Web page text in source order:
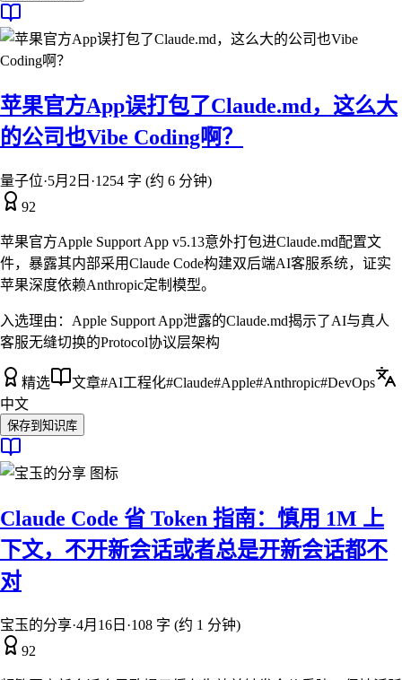
苹果官方App误打包了Claude.md，这么大
的公司也Vibe Coding啊？
量子位·5月2日 ·1254 字 (约 6 分钟)
92
苹果官方Apple Support App v5.13意外打包进Claude.md配置文
件，暴露其内部采用Claude Code构建双后端AI客服系统，证实
苹果深度依赖Anthropic定制模型。
入选理由： Apple Support App泄露的Claude.md揭示了AI与真人
客服无缝切换的Protocol协议层架构
精选 文章#AI工程化#Claude#Apple#Anthropic#DevOps
中文
保存到知识库
Claude Code 省 Token 指南：慎用 1M 上
下文，不开新会话或者总是开新会话都不
对
宝玉的分享·4月16日 ·108 字 (约 1 分钟)
92